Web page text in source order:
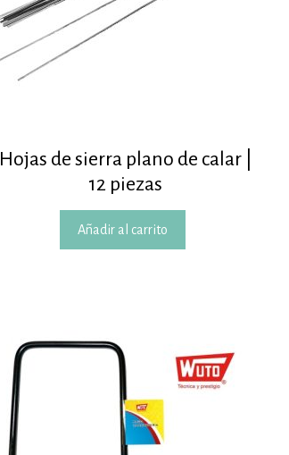
Hojas de sierra plano de calar |
12 piezas
Añadir al carrito